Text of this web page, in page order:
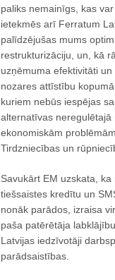
paliks nemainīgs, kas
ietekmēs arī Ferratum
palīdzējušas mums
restrukturizāciju, un, kā
uzņēmuma efektivitāti
nozares attīstību
kuriem nebūs iespējas
alternatīvas
ekonomiskām
Tirdzniecības un
Savukārt EM uzskata,
tiešsaistes kredītu un
nonāk parādos, izraisa
paša patērētāja
Latvijas iedzīvotāji
parādsaistības.